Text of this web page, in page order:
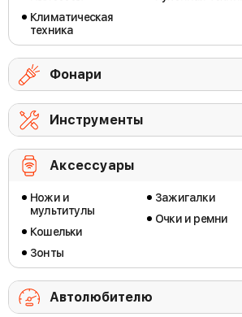
Климатическая
техника
Фонари
Инструменты
Аксессуары
Ножи и
мультитулы
Кошельки
Зонты
Зажигалки
Очки и ремни
Автолюбителю